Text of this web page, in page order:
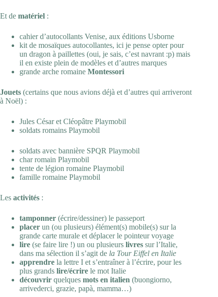
Et de matériel :
cahier d’autocollants Venise, aux éditions Usborne
kit de mosaïques autocollantes, ici je pense opter pour
un dragon à paillettes (oui, je sais, c’est navrant :p) mais
il en existe plein de modèles et d’autres marques
grande arche romaine Montessori
Jouets (certains que nous avions déjà et d’autres qui arriveront
à Noël) :
Jules César et Cléopâtre Playmobil
soldats romains Playmobil
soldats avec bannière SPQR Playmobil
char romain Playmobil
tente de légion romaine Playmobil
famille romaine Playmobil
Les activités :
tamponner (écrire/dessiner) le passeport
placer un (ou plusieurs) élément(s) mobile(s) sur la
grande carte murale et déplacer le pointeur voyage
lire (se faire lire !) un ou plusieurs livres sur l’Italie,
dans ma sélection il s’agit de la Tour Eiffel en Italie
apprendre la lettre I et s’entraîner à l’écrire, pour les
plus grands lire/écrire le mot Italie
découvrir quelques mots en italien (buongiorno,
arrivederci, grazie, papà, mamma…)